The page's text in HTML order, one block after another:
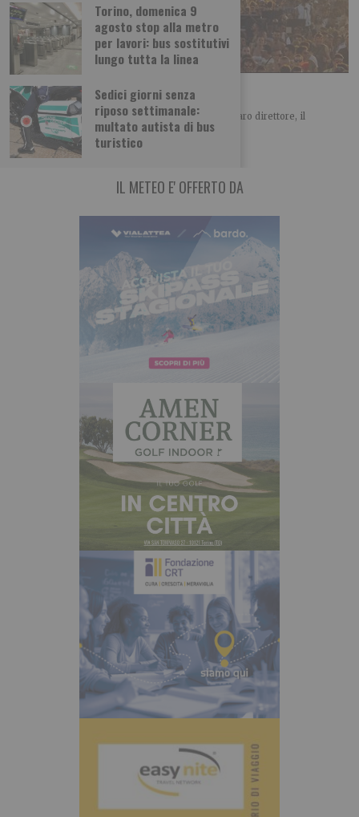
Torino, domenica 9
agosto stop alla metro
per lavori: bus sostitutivi
lungo tutta la linea
Sedici giorni senza
riposo settimanale:
multato autista di bus
turistico
“No alla ‘privatizzazione’ del Parco Dora”
LETTERA APERTA SUL KAPPA FUTURFESTIVAL Caro direttore, il
Comitato spontaneo Dora Spina Tre è un gruppo
IL METEO E' OFFERTO DA